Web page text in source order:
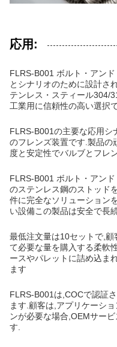
応用:
FLRS-B001 ボルト・アン
とシナリオのために設計さ
テンレス・スティール304/
工業用に信頼性の高い選択
FLRS-B001の主要な応用シ
のフレンズ装置です.製品の
度と安定性でバルブとフレ
FLRS-B001 ボルト・アン
のステンレス鋼のストッド
件に完全なソリューション
い設備この製品は安全で長
最低注文量は10セットで,
て必要な量を購入する柔軟
ースやパレットに詰め込ま
ます
FLRS-B001は,COCで認証
ます.顧客は,アプリケーシ
ンが必要な場合,OEMサー
す.